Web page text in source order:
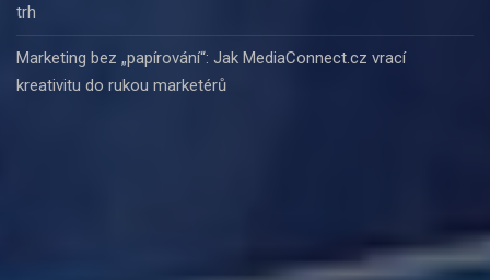
trh
Marketing bez „papírování“: Jak MediaConnect.cz vrací
kreativitu do rukou marketérů